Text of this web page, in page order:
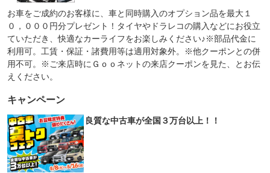
お車をご成約のお客様に、車と同時購入のオプション品を最大１
０，０００円分プレゼント！タイヤやドラレコの購入などにお役立
ていただき、快適なカーライフをお楽しみください♪※部品代金に
利用可。工賃・保証・諸費用等は適用対象外。※他クーポンとの併
用不可。※ご来店時にＧｏｏネットの来店クーポンを見た、とお伝
えください。
キャンペーン
良質な中古車が全国３万台以上！！